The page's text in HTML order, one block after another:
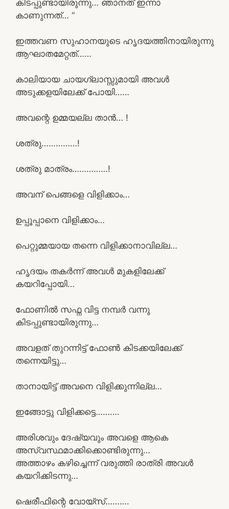
കിടപ്പുണ്ടായിരുന്നു… ഞാനത് ഇന്നാ
കാണുന്നത്… “
ഇത്തവണ സുഹാനയുടെ ഹൃദയത്തിനായിരുന്നു
ആഘാതമേറ്റത്……
കാലിയായ ചായഗ്ലാസ്സുമായി അവൾ
അടുക്കളയിലേക്ക് പോയി……
അവന്റെ ഉമ്മയല്ല താൻ… !
ശത്രു……………!
ശത്രു മാത്രം……………!
അവന് പെങ്ങളെ വിളിക്കാം…
ഉപ്പൂപ്പാനെ വിളിക്കാം…
പെറ്റുമ്മയായ തന്നെ വിളിക്കാനാവില്ല…
ഹൃദയം തകർന്ന് അവൾ മുകളിലേക്ക്
കയറിപ്പോയി…
ഫോണിൽ സഫ്ന വിട്ട നമ്പർ വന്നു
കിടപ്പുണ്ടായിരുന്നു…
അവളത് തുറന്നിട്ട് ഫോൺ കിടക്കയിലേക്ക്
തന്നെയിട്ടു…
താനായിട്ട് അവനെ വിളിക്കുന്നില്ല…
ഇങ്ങോട്ടു വിളിക്കട്ടെ……….
അരിശവും ദേഷ്യവും അവളെ ആകെ
അസ്വസ്ഥമാക്കിക്കൊണ്ടിരുന്നു…
അത്താഴം കഴിച്ചെന്ന് വരുത്തി രാത്രി അവൾ
കയറിക്കിടന്നു…
ഷെരീഫിന്റെ വോയ്സ്……….